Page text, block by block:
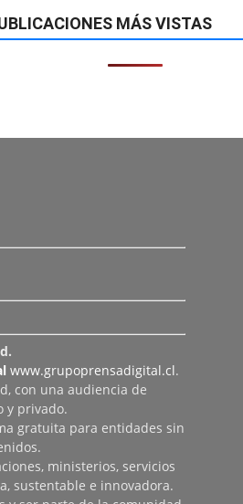
MÁS VISTAS
www.grupoprensadigital.cl.
con una audiencia de
y privado.
gratuita para entidades sin
ministerios, servicios
sustentable e innovadora.